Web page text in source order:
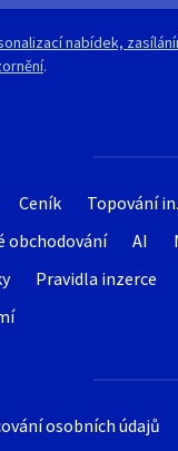
Ceník
Topování
obchodování
AI
Pravidla inzerce
osobních údajů
nabídek,
.